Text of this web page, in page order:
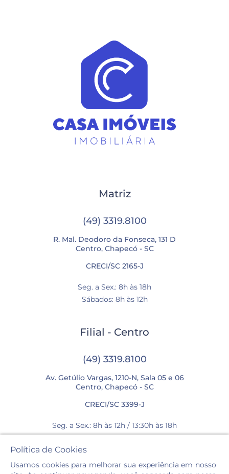
Matriz
(49) 3319.8100
R. Mal. Deodoro da Fonseca, 131 D
Centro, Chapecó - SC
CRECI/SC 2165-J
Seg. a Sex.: 8h às 18h
Sábados: 8h às 12h
Filial - Centro
(49) 3319.8100
Av. Getúlio Vargas, 1210-N, Sala 05 e 06
Centro, Chapecó - SC
CRECI/SC 3399-J
Seg. a Sex.: 8h às 12h / 13:30h às 18h
Sábados: 8h às 12h
Política de Cookies
Usamos cookies para melhorar sua experiência em nosso